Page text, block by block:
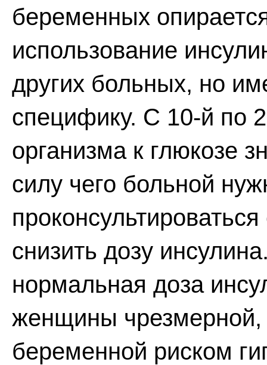
беременных
использование
других больных, но
специфику. С 10-й по
организма к глюкозе
силу чего больной
снизить дозу
нормальная доза
женщины чрезмерной,
беременной риском